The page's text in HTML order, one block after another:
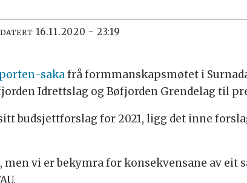
16.11.2020 - 23:19
sakafrå formmanskapsmøtet i
Idrettslag og Bøfjorden Grendelag til
budsjettforslag for 2021, ligg det inne
vi er bekymra for konsekvensane av eit